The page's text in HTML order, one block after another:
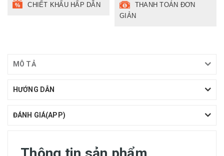
CHIẾT KHẤU HẤP DẪN
THANH TOÁN ĐƠN
GIẢN
MÔ TẢ
HƯỚNG DẪN
ĐÁNH GIÁ(APP)